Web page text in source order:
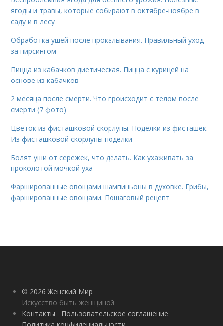
ягоды и травы, которые собирают в октябре-ноябре в
саду и в лесу
Обработка ушей после прокалывания. Правильный уход
за пирсингом
Пицца из кабачков диетическая. Пицца с курицей на
основе из кабачков
2 месяца после смерти. Что происходит с телом после
смерти (7 фото)
Цветок из фисташковой скорлупы. Поделки из фисташек.
Из фисташковой скорлупы поделки
Болят уши от сережек, что делать. Как ухаживать за
проколотой мочкой уха
Фаршированные овощами шампиньоны в духовке. Грибы,
фаршированные овощами. Пошаговый рецепт
© 2026 Женский Мир
Искусство быть женщиной
Контакты
Пользовательское соглашение